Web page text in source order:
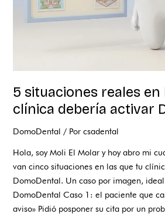
5 situaciones reales en
clínica debería activar
DomoDental / Porcsadental
Hola, soy Moli El Molar y hoy abro mi
van cinco situaciones en las que tu
DomoDental. Un caso por imagen,
DomoDental Caso 1: el paciente que
aviso» Pidió posponer su cita por un
debería